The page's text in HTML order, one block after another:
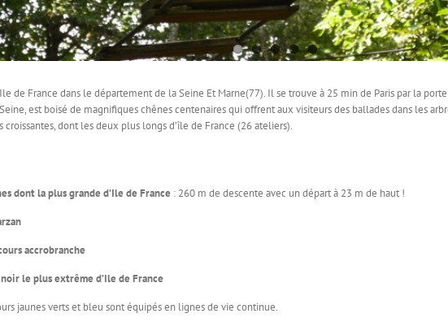
de France dans le département de la Seine Et Marne(77). Il se trouve à 25 min de Paris par la
est boisé de magnifiques chênes centenaires qui offrent aux visiteurs des ballades dans les
dont les deux plus longs d’île de France (26 ateliers).
dont la plus grande d’Ile de France : 260 m de descente avec un départ à 23 m de haut !
accrobranche
le plus extrême d’Ile de France
jaunes verts et bleu sont équipés en lignes de vie continue.